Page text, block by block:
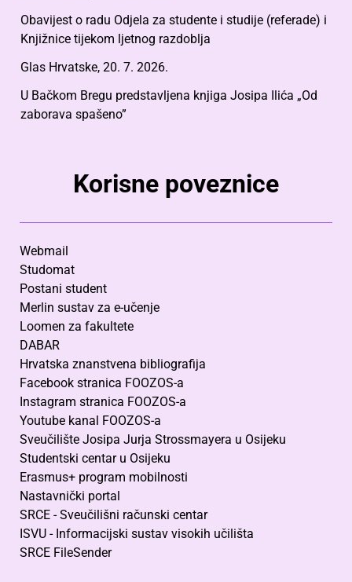
Obavijest o radu Odjela za studente i studije (referade) i
Knjižnice tijekom ljetnog razdoblja
Glas Hrvatske, 20. 7. 2026.
U Bačkom Bregu predstavljena knjiga Josipa Ilića „Od
zaborava spašeno”
Korisne poveznice
Webmail
Studomat
Postani student
Merlin sustav za e-učenje
Loomen za fakultete
DABAR
Hrvatska znanstvena bibliografija
Facebook stranica FOOZOS-a
Instagram stranica FOOZOS-a
Youtube kanal FOOZOS-a
Sveučilište Josipa Jurja Strossmayera u Osijeku
Studentski centar u Osijeku
Erasmus+ program mobilnosti
Nastavnički portal
SRCE - Sveučilišni računski centar
ISVU - Informacijski sustav visokih učilišta
SRCE FileSender